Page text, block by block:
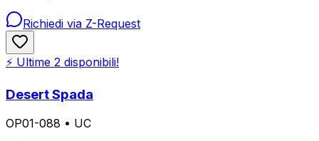
Richiedi via Z-Request
⚡ Ultime 2 disponibili!
Desert Spada
OP01-088 • UC